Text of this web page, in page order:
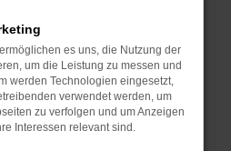
dem neuesten Stand
birgt nicht nur ein
kann auch dazu
Funktionen nicht mehr
es uns, die Nutzung der
um die Leistung zu messen und
werden Technologien eingesetzt,
verwendet werden, um
zu verfolgen und um Anzeigen
Interessen relevant sind.